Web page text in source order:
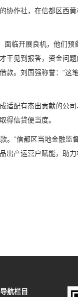
作社，在信都区西黄
临开展良机，他们预
见到报答，资金问题
款。刘国强称誉：“这
配有杰出贡献的公司
得信贷便当度。
”信都区当地金融监督
产运营户赋能，助力
导航栏目